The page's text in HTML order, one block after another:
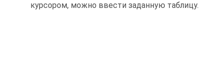
курсором, можно ввести заданную таблицу.